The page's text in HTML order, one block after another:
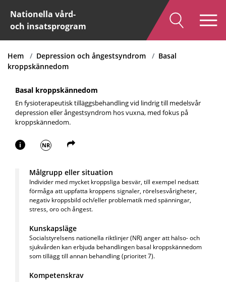
Nationella vård-
och insatsprogram
Hem Depression och ångestsyndrom
Basal
kroppskännedom
Basal kroppskännedom
En fysioterapeutisk tilläggsbehandling vid lindrig till medelsvår
depression eller ångestsyndrom hos vuxna, med fokus på
kroppskännedom.
i NR
Målgrupp eller situation
Individer med mycket kroppsliga besvär, till exempel nedsatt
förmåga att uppfatta kroppens signaler, rörelsesvårigheter,
negativ kroppsbild och/eller problematik med spänningar,
stress, oro och ångest.
Kunskapsläge
Socialstyrelsens nationella riktlinjer (NR) anger att hälso- och
sjukvården kan erbjuda behandlingen basal kroppskännedom
som tillägg till annan behandling (prioritet 7).
Kompetenskrav